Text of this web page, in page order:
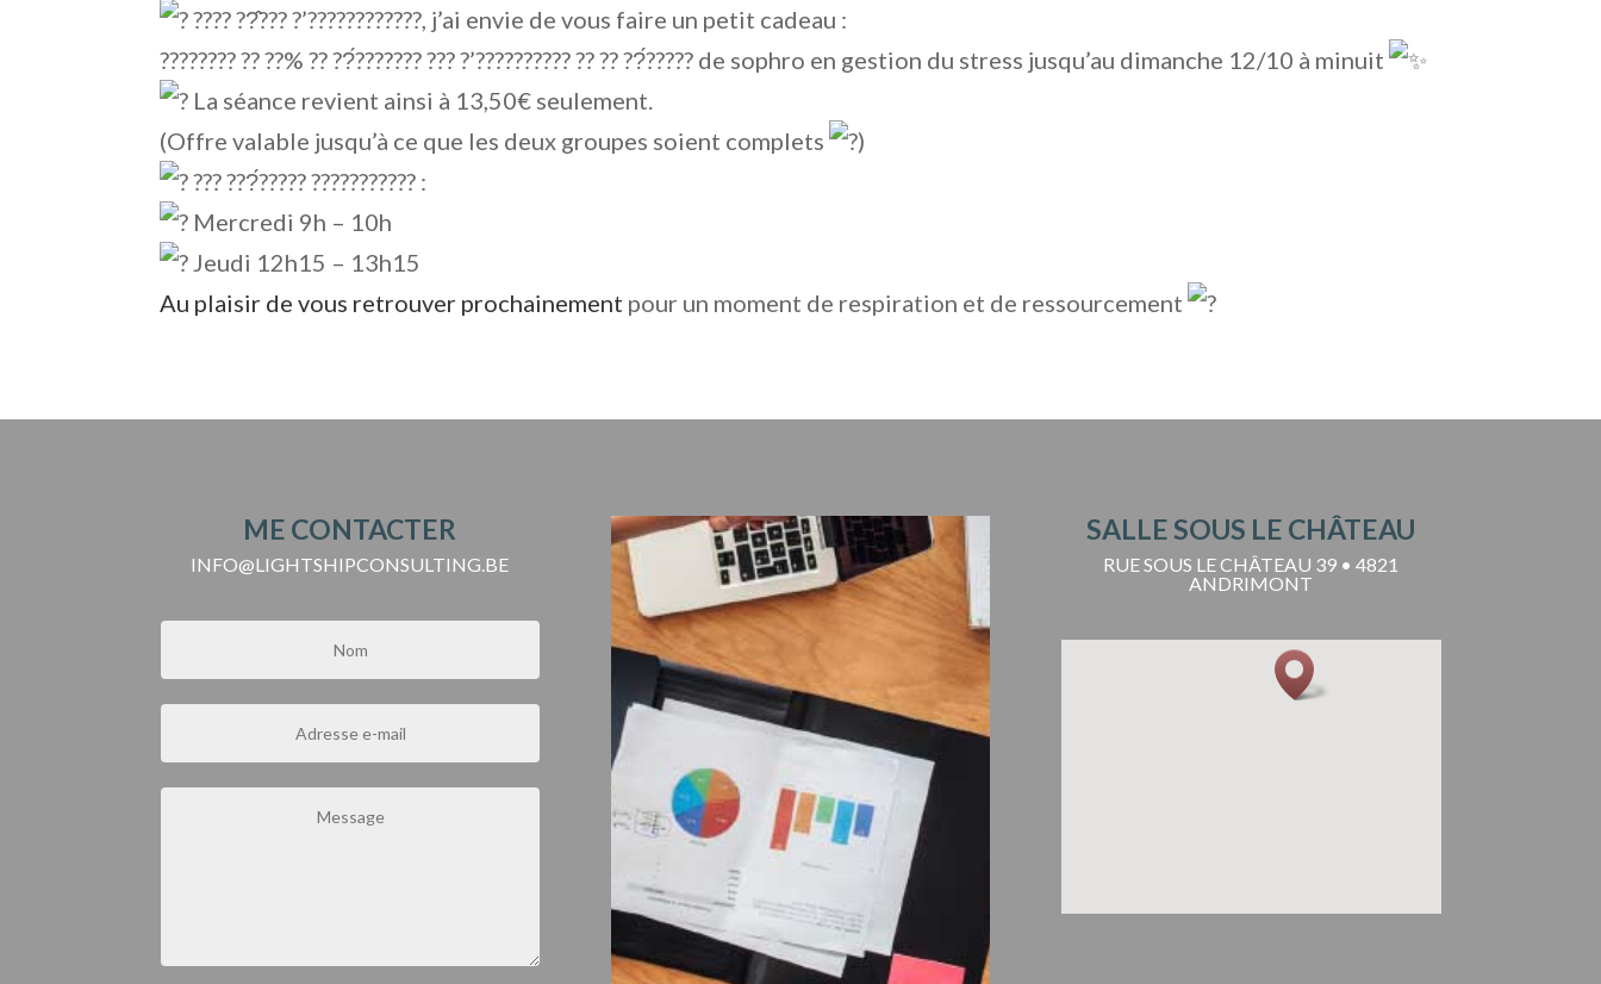
???? ??̂??? ?’????????????, j’ai envie de vous faire un petit cadeau :
???????? ?? ??% ?? ??́??????? ??? ?’?????????? ?? ?? ??́????? de sophro en gestion du stress jusqu’au dimanche 12/10 à minuit
La séance revient ainsi à 13,50€ seulement.
(Offre valable jusqu’à ce que les deux groupes soient complets
)
??? ???́????? ??????????? :
Mercredi 9h – 10h
Jeudi 12h15 – 13h15
Au plaisir de vous retrouver prochainement pour un moment de respiration et de ressourcement
ME CONTACTER
INFO@LIGHTSHIPCONSULTING.BE
SALLE SOUS LE CHÂTEAU
RUE SOUS LE CHÂTEAU 39 • 4821
ANDRIMONT